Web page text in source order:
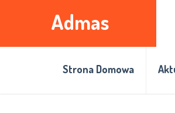
Admas
Strona Domowa